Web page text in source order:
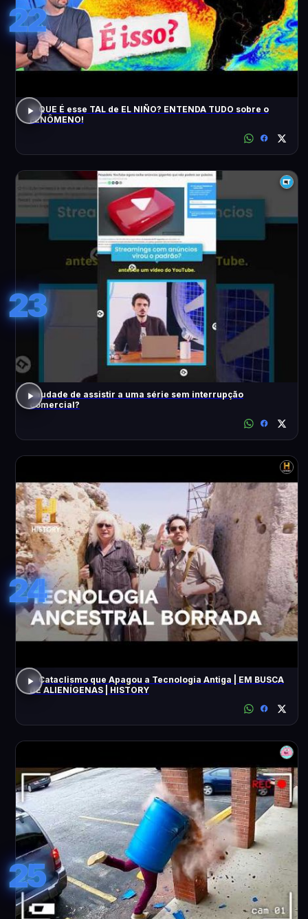
22
O QUE É esse TAL de EL NIÑO? ENTENDA TUDO sobre o
FENÔMENO!
23
Saudade de assistir a uma série sem interrupção
comercial?
24
O Cataclismo que Apagou a Tecnologia Antiga | EM BUSCA
DE ALIENÍGENAS | HISTORY
25